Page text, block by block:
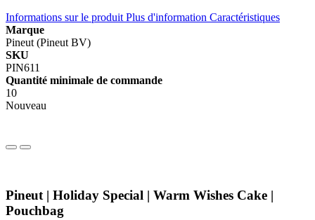
Informations sur le produit Plus d'information Caractéristiques
Marque
Pineut (Pineut BV)
SKU
PIN611
Quantité minimale de commande
10
Nouveau
Pineut | Holiday Special | Warm Wishes Cake |
Pouchbag